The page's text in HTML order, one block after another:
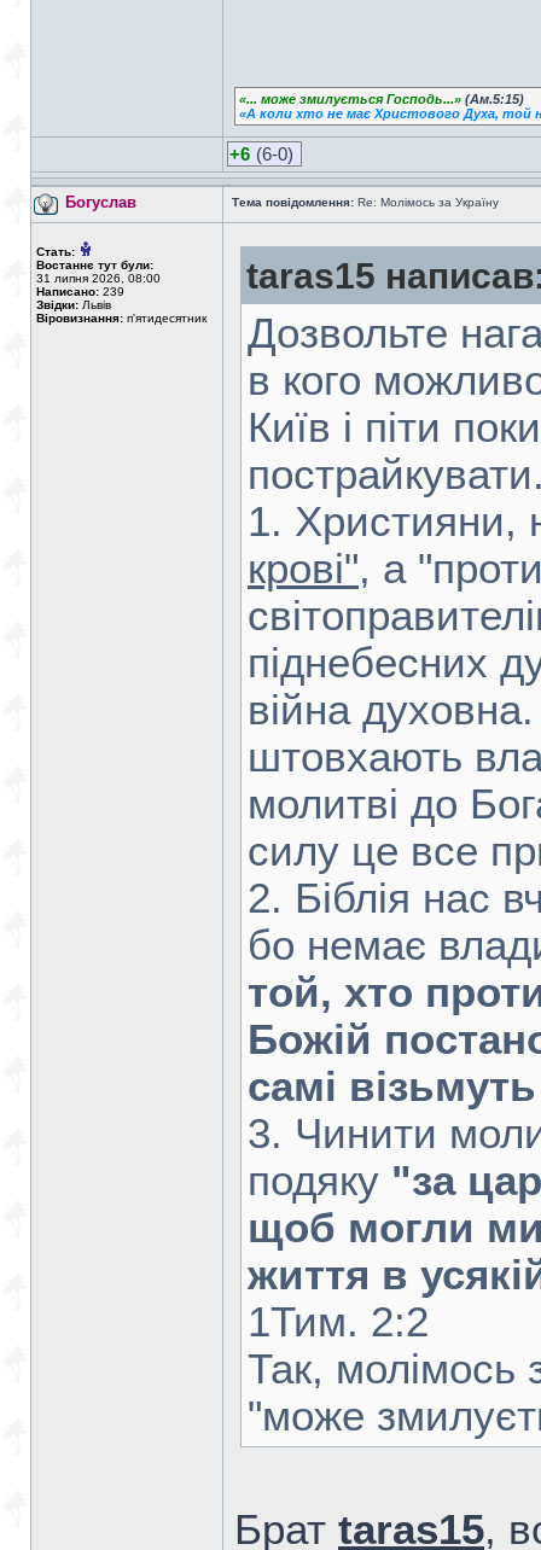
«... може змилується Господь...» (Ам.5:15)
«А коли хто не має Христового Духа, той
+6 (6-0)
Богуслав Тема повідомлення: Re: Молімось за Україну
Стать:
Востаннє тут були:
31 липня 2026, 08:00
Написано: 239
Звідки: Львів
Віровизнання: п'ятидесятник
taras15
Дозвольте
в кого
Київ і піти
1. Християни,
крові", а
піднебесних
війна
штовхають
молитві до
силу це все
2. Біблія нас
бо немає
той, хто
Божій
самі
3. Чинити
подяку "за
щоб могли
життя в
1Тим. 2:2
Так, молімось
"може
Брат taras15,